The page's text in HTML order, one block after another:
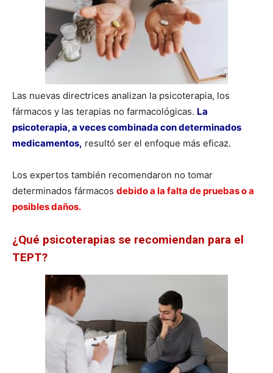
Las nuevas directrices analizan la psicoterapia, los
fármacos y las terapias no farmacológicas. La
psicoterapia, a veces combinada con determinados
medicamentos, resultó ser el enfoque más eficaz.
Los expertos también recomendaron no tomar
determinados fármacos debido a la falta de pruebas o a
posibles daños.
¿Qué psicoterapias se recomiendan para el
TEPT?